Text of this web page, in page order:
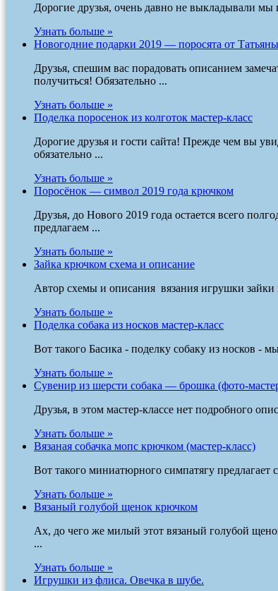
Дорогие друзья, очень давно не выкладывали мы
Узнать больше »
Новогодние подарки 2019 — поросята от
Друзья, спешим вас порадовать описанием
получиться! Обязательно ...
Узнать больше »
Поделка поросенок из колготок мастер-класс
Дорогие друзья и гости сайта! Прежде чем вы
обязательно ...
Узнать больше »
Поросёнок — символ 2019 года крючком
Друзья, до Нового 2019 года остается всего
предлагаем ...
Узнать больше »
Зайка крючком схема и описание
Автор схемы и описания вязания игрушки зайки
Узнать больше »
Поделка собака из носков мастер-класс
Вот такого Басика - поделку собаку из носков
Узнать больше »
Сувенир из шерсти собака — брошка (фото-
Друзья, в этом мастер-классе нет подробного
Узнать больше »
Вязаная собачка мопс крючком (мастер-класс)
Вот такого миниатюрного симпатягу предлагает
Узнать больше »
Вязаный голубой щенок крючком
Ах, до чего же милый этот вязаный голубой
...
Узнать больше »
Игрушки из флиса. Овечка в шубе.